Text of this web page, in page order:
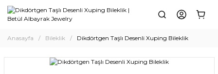
Anasayfa Bileklik Dikdörtgen Taşlı Desenli Xuping Bileklik